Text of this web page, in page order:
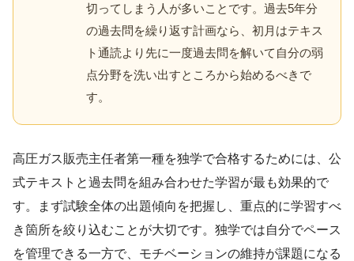
切ってしまう人が多いことです。過去5年分
の過去問を繰り返す計画なら、初月はテキス
ト通読より先に一度過去問を解いて自分の弱
点分野を洗い出すところから始めるべきで
す。
高圧ガス販売主任者第一種を独学で合格するためには、公
式テキストと過去問を組み合わせた学習が最も効果的で
す。まず試験全体の出題傾向を把握し、重点的に学習すべ
き箇所を絞り込むことが大切です。独学では自分でペース
を管理できる一方で、モチベーションの維持が課題になる